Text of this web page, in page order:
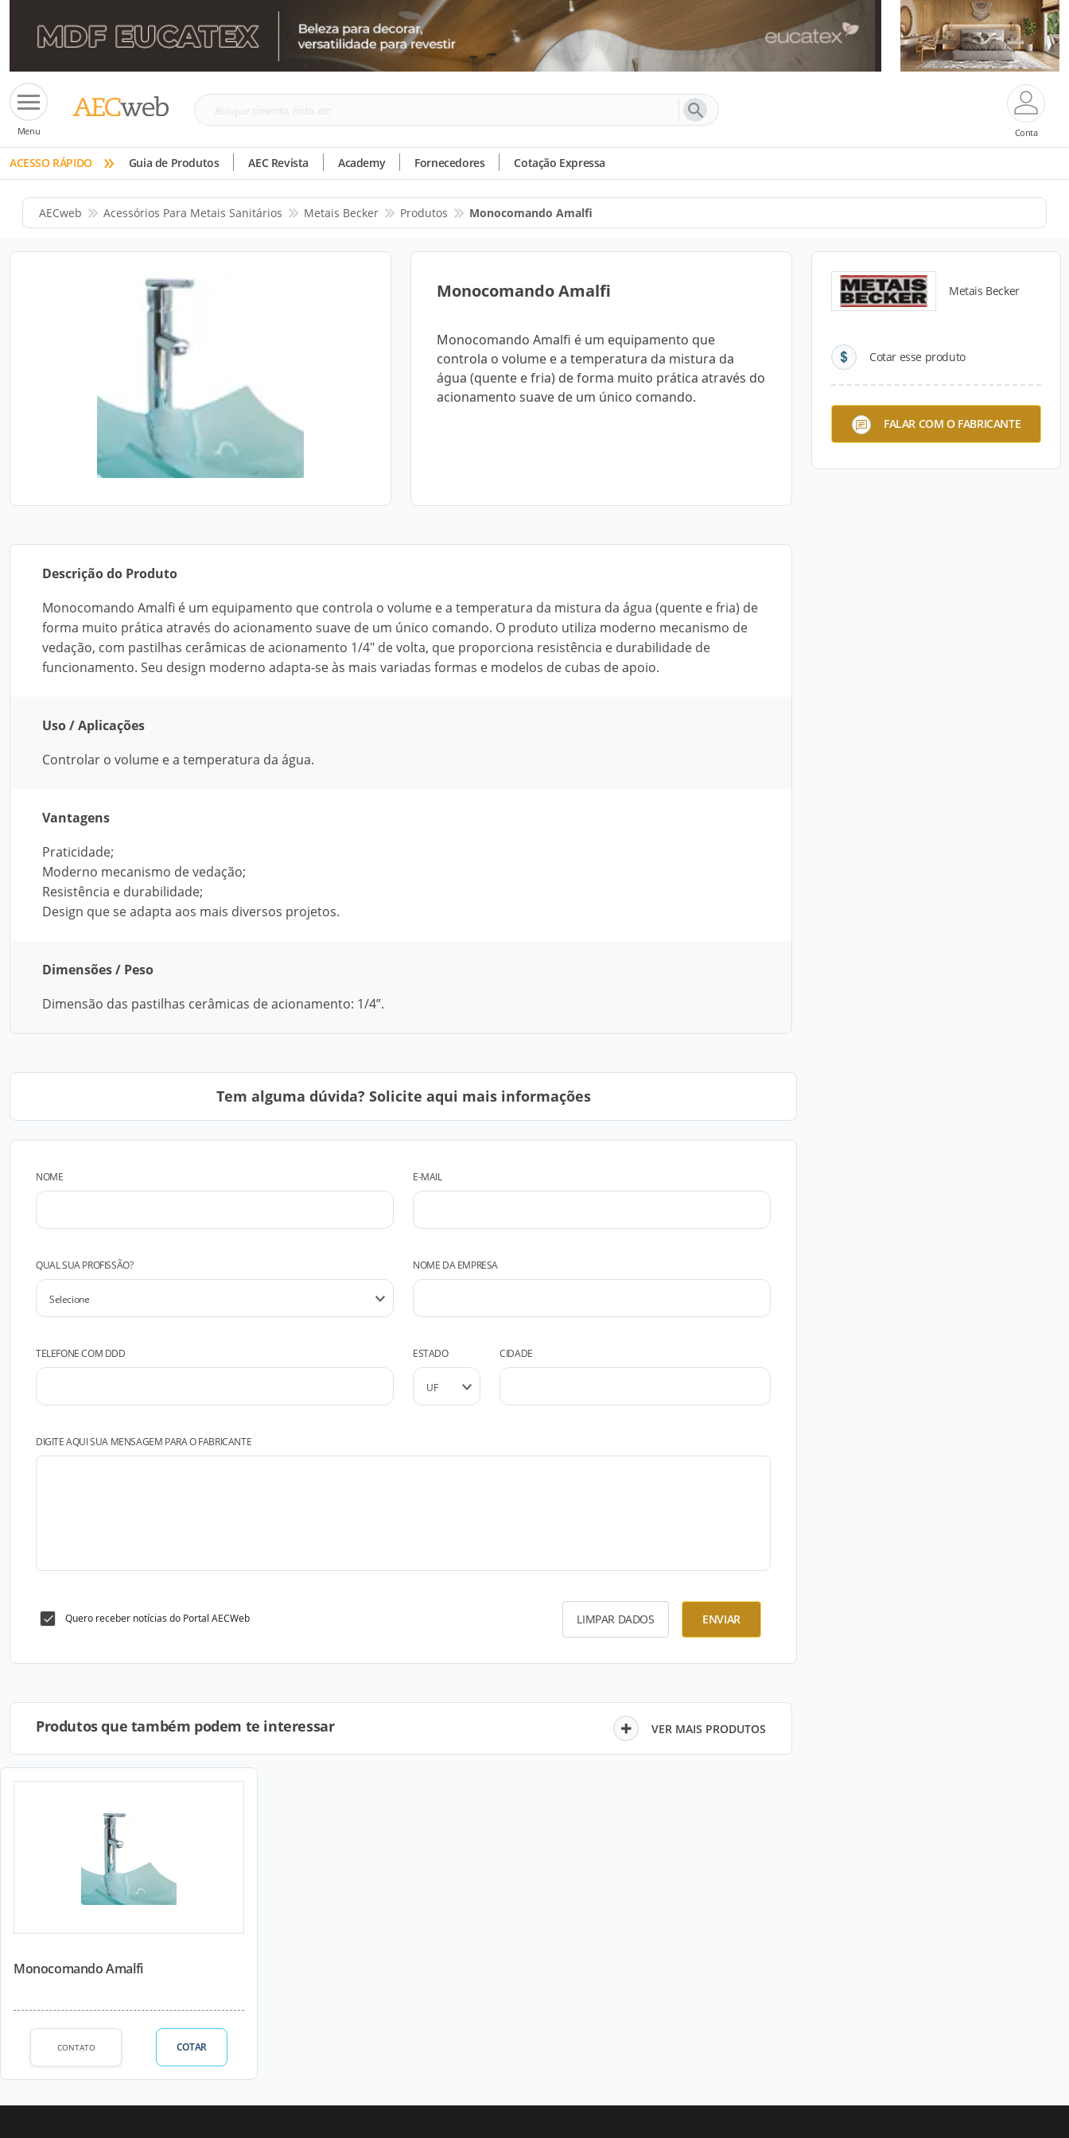
Menu
Busque
tinta,
etc
Conta
ACESSO RÁPIDO » Guia de Produtos AEC Revista Academy Fornecedores Cotação Expressa
AECweb Acessórios Para Metais Sanitários Metais Becker Produtos Monocomando Amalfi
Monocomando Amalfi
Monocomando Amalfi é um equipamento que
controla o volume e a temperatura da mistura da
água (quente e fria) de forma muito prática através do
acionamento suave de um único comando.
Metais Becker
Cotar esse produto
FALAR COM O FABRICANTE
Descrição do Produto
Monocomando Amalfi é um equipamento que controla o volume e a temperatura da mistura da água (quente e fria) de
forma muito prática através do acionamento suave de um único comando. O produto utiliza moderno mecanismo de
vedação, com pastilhas cerâmicas de acionamento 1/4" de volta, que proporciona resistência e durabilidade de
funcionamento. Seu design moderno adapta-se às mais variadas formas e modelos de cubas de apoio.
Uso / Aplicações
Controlar o volume e a temperatura da água.
Vantagens
Praticidade;
Moderno mecanismo de vedação;
Resistência e durabilidade;
Design que se adapta aos mais diversos projetos.
Dimensões / Peso
Dimensão das pastilhas cerâmicas de acionamento: 1/4”.
Tem alguma dúvida? Solicite aqui mais informações
NOME E-MAIL
QUAL SUA PROFISSÃO? NOME DA EMPRESA
TELEFONE COM DDD ESTADO CIDADE
DIGITE AQUI SUA MENSAGEM PARA O FABRICANTE
Quero receber notícias do Portal AECWeb LIMPAR DADOS ENVIAR
Produtos que também podem te interessar VER MAIS PRODUTOS
Monocomando Amalfi
CONTATO COTAR